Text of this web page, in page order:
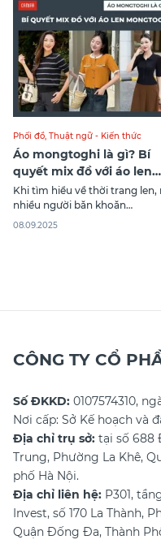
viết sau Canifa cung cấp tới
10+ cách phối đồ với quần
nam
Phối đồ, Thuật ngữ - Kiến thức
Áo mongtoghi là gì? Bí
quyết mix đồ với áo len
mongtoghi cực xinh
Khi tìm hiểu về thời trang len,
nhiều người băn khoăn
mongtoghi là gì và tại sao kiểu
08.09.2025
CÔNG TY CỔ
Số ĐKKD: 0107574310,
Nơi cấp: Sở Kế hoạch và
Địa chỉ trụ sở: tại số 688
Trung, Phường La Khê,
phố Hà Nội.
Địa chỉ liên hệ: P301,
Invest, số 170 La Thành,
Quận Đống Đa, Thành